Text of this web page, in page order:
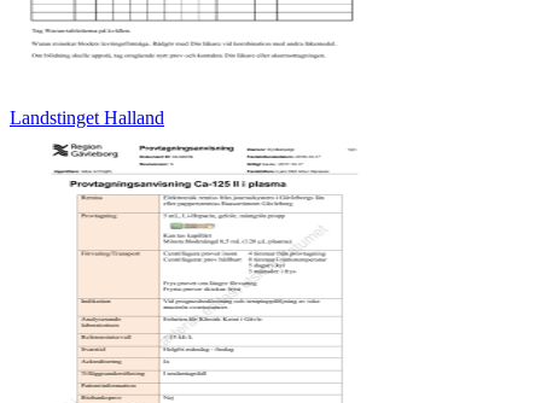
Landstinget Halland